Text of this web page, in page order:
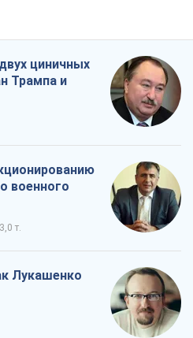
циничных
Трампа и
военного
т.
Лукашенко